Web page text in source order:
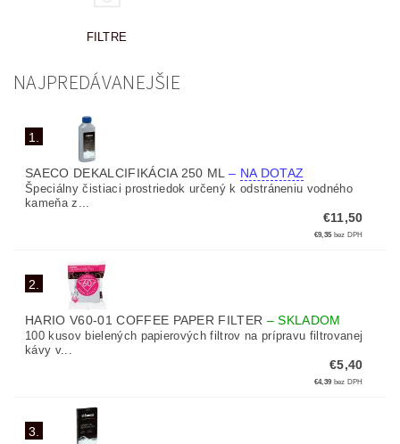
FILTRE
NAJPREDÁVANEJŠIE
1.
SAECO DEKALCIFIKÁCIA 250 ML– NA DOTAZ
Špeciálny čistiaci prostriedok určený k odstráneniu vodného
kameňa z...
€11,50
€9,35bez DPH
2.
HARIO V60-01 COFFEE PAPER FILTER –SKLADOM
100 kusov bielených papierových filtrov na prípravu filtrovanej
kávy v...
€5,40
€4,39 bez DPH
3.